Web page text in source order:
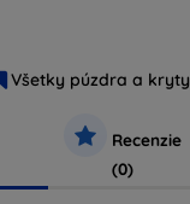
Všetky púzdra a kryty
Recenzie
(0)